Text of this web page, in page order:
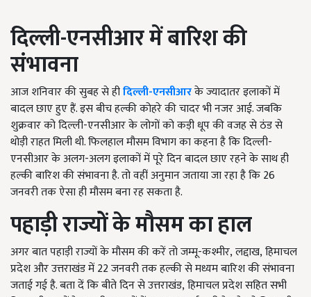
दिल्ली-एनसीआर में बारिश की
संभावना
आज शनिवार की सुबह से हीदिल्ली-एनसीआरके ज्यादातर इलाकों में
बादल छाए हुए हैं. इस बीच हल्की कोहरे की चादर भी नजर आई. जबकि
शुक्रवार को दिल्ली-एनसीआर के लोगों को कड़ी धूप की वजह से ठंड से
थोड़ी राहत मिली थी. फिलहाल मौसम विभाग का कहना है कि दिल्ली-
एनसीआरके अलग-अलग इलाकों में पूरे दिन बादल छाए रहने के साथ ही
हल्की बारिश की संभावना है. तो वहीं अनुमान जताया जा रहा है कि 26
जनवरी तक ऐसा ही मौसम बना रह सकता है.
पहाड़ी राज्यों के मौसम का हाल
अगर बात पहाड़ी राज्यों के मौसम की करें तो जम्मू-कश्मीर,लद्दाख,हिमाचल
प्रदेश और उत्तराखंड में 22 जनवरी तक हल्की से मध्यम बारिश की संभावना
जताई गई है. बता दें कि बीते दिन से उत्तराखंड,हिमाचल प्रदेश सहित सभी